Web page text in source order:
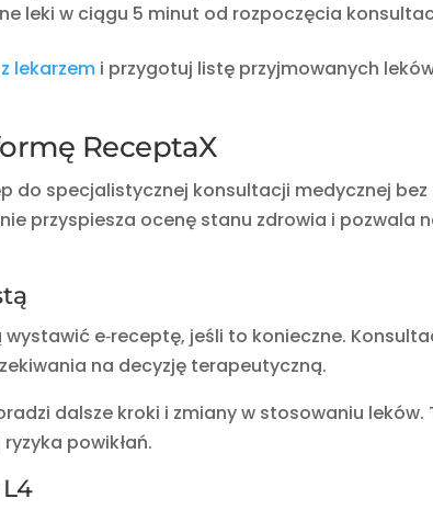
leki w ciągu 5 minut od rozpoczęcia
lekarzem i przygotuj listę przyjmowanych
ReceptaX
do specjalistycznej konsultacji medycznej bez
przyspiesza ocenę stanu zdrowia i pozwala
e‑receptę, jeśli to konieczne.
na decyzję terapeutyczną.
dalsze kroki i zmiany w stosowaniu leków.
powikłań.